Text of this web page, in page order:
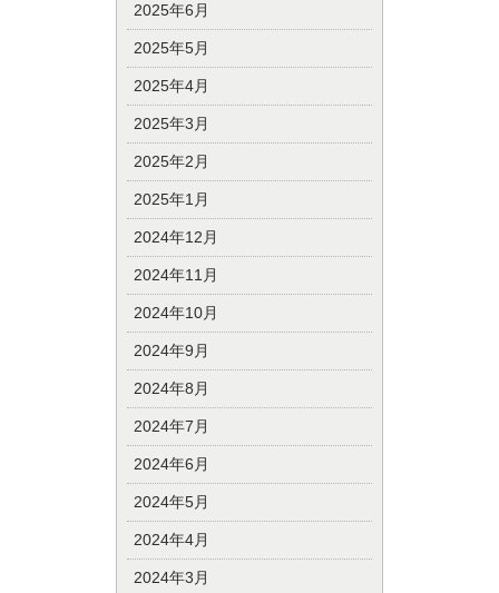
2025年6月
2025年5月
2025年4月
2025年3月
2025年2月
2025年1月
2024年12月
2024年11月
2024年10月
2024年9月
2024年8月
2024年7月
2024年6月
2024年5月
2024年4月
2024年3月